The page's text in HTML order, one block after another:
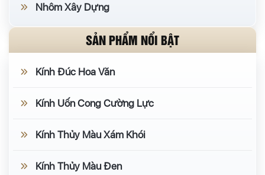
Nhôm Xây Dựng
SẢN PHẨM NỔI BẬT
Kính Đúc Hoa Văn
Kính Uốn Cong Cường Lực
Kính Thủy Màu Xám Khói
Kính Thủy Màu Đen